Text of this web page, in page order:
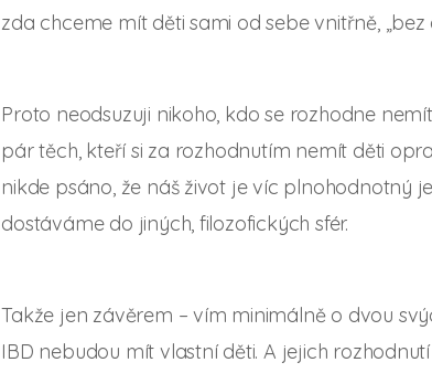
zda chceme mít děti sami od sebe vnitřně, „bez
Proto neodsuzuji nikoho, kdo se rozhodne
pár těch, kteří si za rozhodnutím nemít děti
nikde psáno, že náš život je víc plnohodnotný
dostáváme do jiných, filozofických sfér.
Takže jen závěrem – vím minimálně o dvou
IBD nebudou mít vlastní děti. A jejich